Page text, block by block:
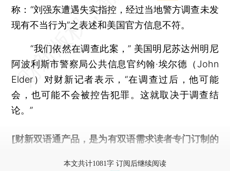
称：“刘强东遭遇失实指控，经过当地警方调查未发
现有不当行为”之表述和美国官方信息不符。
“我们依然在调查此案，” 美国明尼苏达州明尼
阿波利斯市警察局公共信息官约翰·埃尔德（John
Elder）对财新记者表示，“在调查过后，他可能
会，也可能不会被控告犯罪。这就取决于调查结
论。”
[财新双语通产品，是为有双语需求读者专门订制的
本文共计1081字 订阅后继续阅读